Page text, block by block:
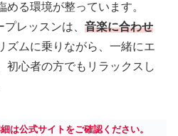
る環境が整っています。
レッスンは、 音楽に合わせ
ズムに乗りながら、一緒にエ
初心者の方でもリラックスし
は公式サイトをご確認ください。